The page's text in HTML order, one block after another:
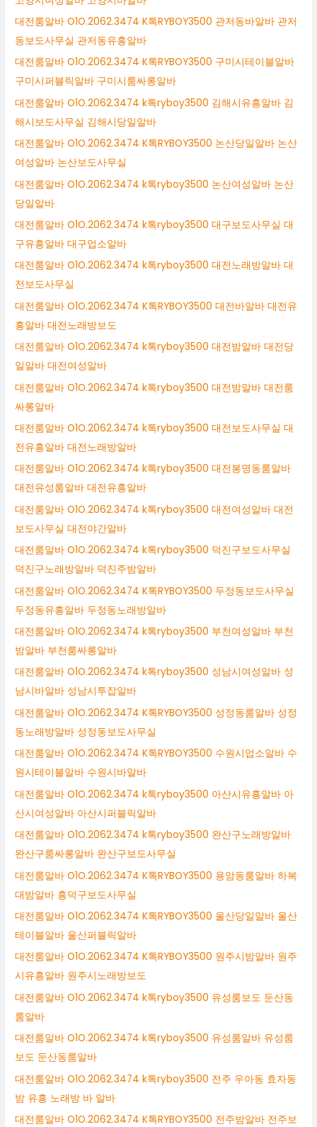
대전룸알바 O1O.2062.3474 K톡RYBOY3500 관저동바알바 관저
동보도사무실 관저동유흥알바
대전룸알바 O1O.2062.3474 K톡RYBOY3500 구미시테이블알바
구미시퍼블릭알바 구미시룸싸롱알바
대전룸알바 O1O.2062.3474 k톡ryboy3500 김해시유흥알바 김
해시보도사무실 김해시당일알바
대전룸알바 O1O.2062.3474 K톡RYBOY3500 논산당일알바 논산
여성알바 논산보도사무실
대전룸알바 O1O.2062.3474 k톡ryboy3500 논산여성알바 논산
당일알바
대전룸알바 O1O.2062.3474 k톡ryboy3500 대구보도사무실 대
구유흥알바 대구업소알바
대전룸알바 O1O.2062.3474 k톡ryboy3500 대전노래방알바 대
전보도사무실
대전룸알바 O1O.2062.3474 K톡RYBOY3500 대전바알바 대전유
흥알바 대전노래방보도
대전룸알바 O1O.2062.3474 k톡ryboy3500 대전밤알바 대전당
일알바 대전여성알바
대전룸알바 O1O.2062.3474 k톡ryboy3500 대전밤알바 대전룸
싸롱알바
대전룸알바 O1O.2062.3474 k톡ryboy3500 대전보도사무실 대
전유흥알바 대전노래방알바
대전룸알바 O1O.2062.3474 k톡ryboy3500 대전봉명동룸알바
대전유성룸알바 대전유흥알바
대전룸알바 O1O.2062.3474 k톡ryboy3500 대전여성알바 대전
보도사무실 대전야간알바
대전룸알바 O1O.2062.3474 k톡ryboy3500 덕진구보도사무실
덕진구노래방알바 덕진주밤알바
대전룸알바 O1O.2062.3474 K톡RYBOY3500 두정동보도사무실
두정동유흥알바 두정동노래방알바
대전룸알바 O1O.2062.3474 k톡ryboy3500 부천여성알바 부천
밤알바 부천룸싸롱알바
대전룸알바 O1O.2062.3474 k톡ryboy3500 성남시여성알바 성
남시바알바 성남시투잡알바
대전룸알바 O1O.2062.3474 K톡RYBOY3500 성정동룸알바 성정
동노래방알바 성정동보도사무실
대전룸알바 O1O.2062.3474 K톡RYBOY3500 수원시업소알바 수
원시테이블알바 수원시바알바
대전룸알바 O1O.2062.3474 k톡ryboy3500 아산시유흥알바 아
산시여성알바 아산시퍼블릭알바
대전룸알바 O1O.2062.3474 k톡ryboy3500 완산구노래방알바
완산구룸싸롱알바 완산구보도사무실
대전룸알바 O1O.2062.3474 K톡RYBOY3500 용암동룸알바 하복
대밤알바 흥덕구보도사무실
대전룸알바 O1O.2062.3474 K톡RYBOY3500 울산당일알바 울산
테이블알바 울산퍼블릭알바
대전룸알바 O1O.2062.3474 K톡RYBOY3500 원주시밤알바 원주
시유흥알바 원주시노래방보도
대전룸알바 O1O.2062.3474 k톡ryboy3500 유성룸보도 둔산동
룸알바
대전룸알바 O1O.2062.3474 k톡ryboy3500 유성룸알바 유성룸
보도 둔산동룸알바
대전룸알바 O1O.2062.3474 k톡ryboy3500 전주 우아동 효자동
밤 유흥 노래방 바 알바
대전룸알바 O1O.2062.3474 K톡RYBOY3500 전주밤알바 전주보